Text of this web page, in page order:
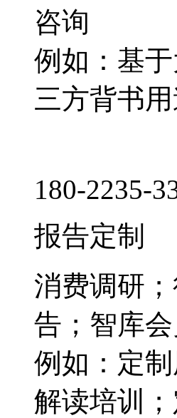
咨询
例如：基
三方背书
180-2235-
报告定制
消费调研
告；智库
例如：定
解读培训